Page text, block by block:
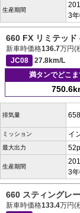
生産期間
3
660 FX リミテッド
新車時価格136.7万円(
JC08
27.8km/L
満タンでどこま
排気量
ミッション イ
最大出力
生産期間
3
660 スティングレ
新車時価格133.4万円(